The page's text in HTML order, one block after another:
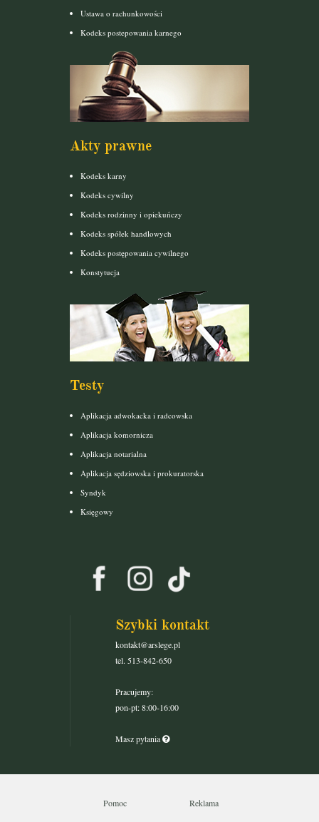
Ustawa o rachunkowości
Kodeks postepowania karnego
Akty prawne
Kodeks karny
Kodeks cywilny
Kodeks rodzinny i opiekuńczy
Kodeks spółek handlowych
Kodeks postępowania cywilnego
Konstytucja
Testy
Aplikacja adwokacka i radcowska
Aplikacja komornicza
Aplikacja notarialna
Aplikacja sędziowska i prokuratorska
Syndyk
Księgowy
Szybki kontakt
kontakt@arslege.pl
tel. 513-842-650
Pracujemy:
pon-pt: 8:00-16:00
Masz pytania
Pomoc Reklama